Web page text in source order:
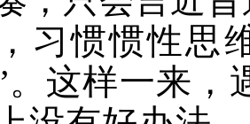
习惯惯性思
。这样一来，